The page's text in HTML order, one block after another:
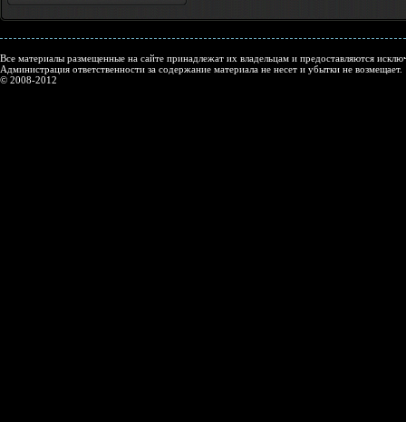
Все материалы размещенные на сайте принадлежат их владельцам и предоставляются
Администрация ответственности за содержание материала не несет и убытки не возмещает.
© 2008-2012